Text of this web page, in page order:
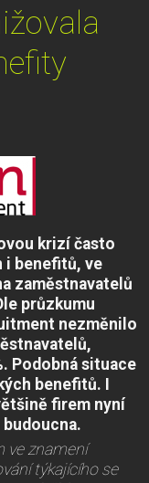
krizí často
i benefitů, ve
zaměstnavatelů
průzkumu
nezměnilo
Podobná situace
benefitů. I
firem nyní
ve znamení
týkajícího se